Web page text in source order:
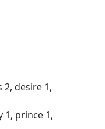
2, desire 1,
1, prince 1,